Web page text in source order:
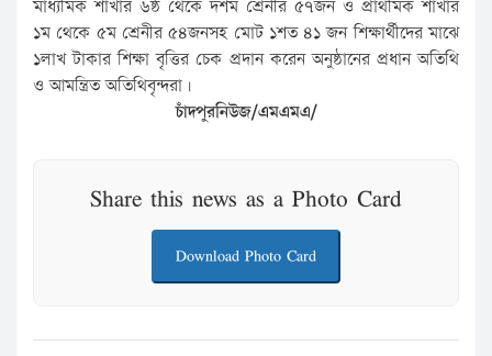
মাধ্যমিক শাখার ৬ষ্ঠ থেকে দশম শ্রেনীর ৫৭জন ও প্রাথমিক শাখার
১ম থেকে ৫ম শ্রেনীর ৫৪জনসহ মোট ১শত ৪১ জন শিক্ষার্থীদের মাঝে
১লাখ টাকার শিক্ষা বৃত্তির চেক প্রদান করেন অনুষ্ঠানের প্রধান অতিথি
ও আমন্ত্রিত অতিথিবৃন্দরা।
চাঁদপুরনিউজ/এমএমএ/
Share this news as a Photo Card
Download Photo Card